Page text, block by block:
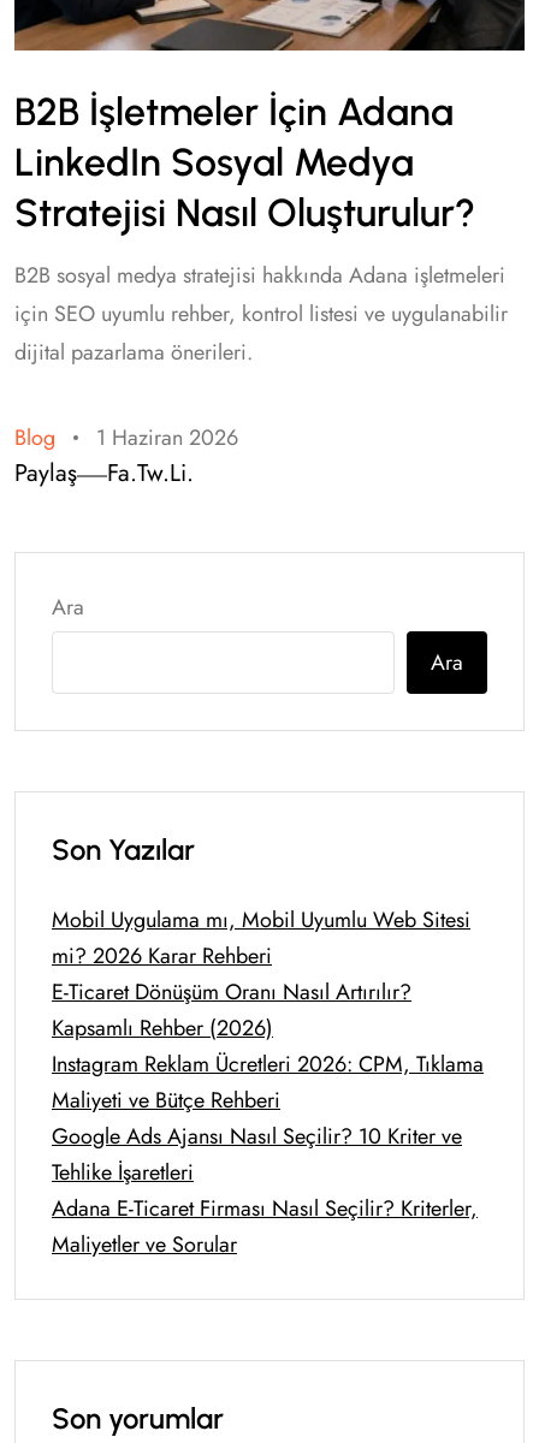
B2B İşletmeler İçin Adana
LinkedIn Sosyal Medya
Stratejisi Nasıl Oluşturulur?
B2B sosyal medya stratejisi hakkında Adana işletmeleri
için SEO uyumlu rehber, kontrol listesi ve uygulanabilir
dijital pazarlama önerileri.
Blog 1 Haziran 2026
Paylaş Fa.Tw.Li.
Ara
Ara
Son Yazılar
Mobil Uygulama mı, Mobil Uyumlu Web Sitesi
mi? 2026 Karar Rehberi
E-Ticaret Dönüşüm Oranı Nasıl Artırılır?
Kapsamlı Rehber (2026)
Instagram Reklam Ücretleri 2026: CPM, Tıklama
Maliyeti ve Bütçe Rehberi
Google Ads Ajansı Nasıl Seçilir? 10 Kriter ve
Tehlike İşaretleri
Adana E-Ticaret Firması Nasıl Seçilir? Kriterler,
Maliyetler ve Sorular
Son yorumlar